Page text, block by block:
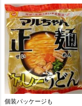
個装パッケージも